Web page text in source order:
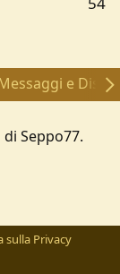
e
Seppo77.
sulla Privacy